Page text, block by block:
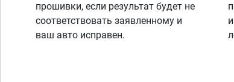
прошивки, если результат будет не
соответствовать заявленному и
ваш авто исправен.